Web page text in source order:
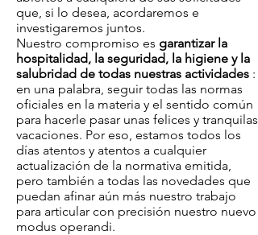
que, si lo desea, acordaremos e
investigaremos juntos.
Nuestro compromiso es garantizar la
hospitalidad, la seguridad, la higiene y la
salubridad de todas nuestras actividades :
en una palabra, seguir todas las normas
oficiales en la materia y el sentido común
para hacerle pasar unas felices y tranquilas
vacaciones. Por eso, estamos todos los
días atentos y atentos a cualquier
actualización de la normativa emitida,
pero también a todas las novedades que
puedan afinar aún más nuestro trabajo
para articular con precisión nuestro nuevo
modus operandi.